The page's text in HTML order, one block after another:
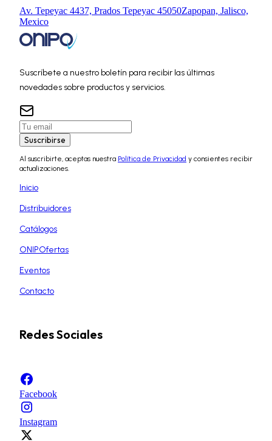
Av. Tepeyac 4437, Prados Tepeyac 45050Zapopan, Jalisco,
Mexico
Suscríbete a nuestro boletín para recibir las últimas
novedades sobre productos y servicios.
Suscribirse
Al suscribirte, aceptas nuestra Política de Privacidad y consientes recibir
actualizaciones.
Inicio
Distribuidores
Catálogos
ONIPOfertas
Eventos
Contacto
Redes Sociales
Facebook
Instagram